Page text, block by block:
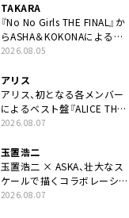
TAKARA
『No No Girls THE FINAL』か
らASHA＆KOKONAによるユ
ニット・TAKARAがデビュー
2026.08.05
アリス
アリス、初となる各メンバー
によるベスト盤『ALICE THE
BEST “TORILOGY”』リリー
2026.08.07
玉置浩二
玉置浩二 × ASKA、壮大なス
ケールで描くコラボレーショ
ン曲「音銀河」リリース決定。
2026.08.07